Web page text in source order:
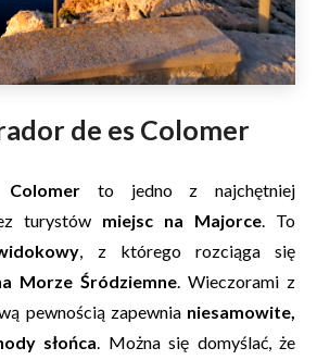
de es Colomer
to jedno z najchętniej
turystów miejsc na Majorce. To
, z którego rozciąga się
Morze Śródziemne. Wieczorami z
pewnością zapewnia niesamowite,
słońca. Można się domyślać, że